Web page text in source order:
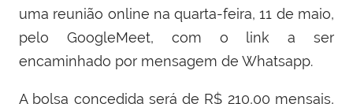
uma reunião online na quarta-feira, 11 de maio,
pelo GoogleMeet, com o link a ser
encaminhado por mensagem de Whatsapp.
A bolsa concedida será de R$ 210,00 mensais,